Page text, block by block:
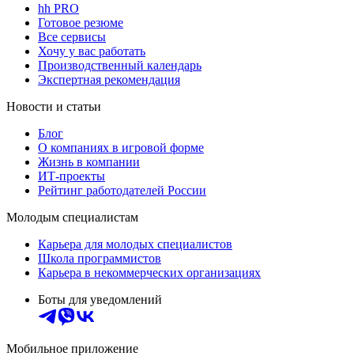
hh PRO
Готовое резюме
Все сервисы
Хочу у вас работать
Производственный календарь
Экспертная рекомендация
Новости и статьи
Блог
О компаниях в игровой форме
Жизнь в компании
ИТ-проекты
Рейтинг работодателей России
Молодым специалистам
Карьера для молодых специалистов
Школа программистов
Карьера в некоммерческих организациях
Боты для уведомлений
Мобильное приложение